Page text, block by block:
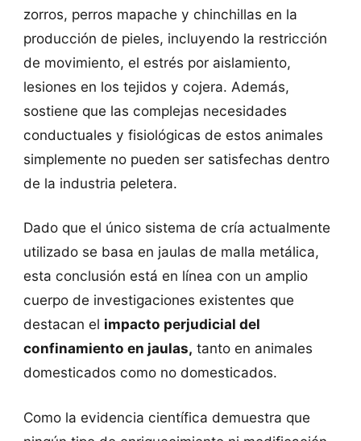
zorros, perros mapache y chinchillas en la
producción de pieles, incluyendo la restricción
de movimiento, el estrés por aislamiento,
lesiones en los tejidos y cojera. Además,
sostiene que las complejas necesidades
conductuales y fisiológicas de estos animales
simplemente no pueden ser satisfechas dentro
de la industria peletera.
Dado que el único sistema de cría actualmente
utilizado se basa en jaulas de malla metálica,
esta conclusión está en línea con un amplio
cuerpo de investigaciones existentes que
destacan el impacto perjudicial del
confinamiento en jaulas, tanto en animales
domesticados como no domesticados.
Como la evidencia científica demuestra que